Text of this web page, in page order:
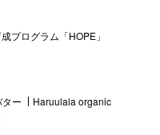
プログラム「HOPE」
ー
Haruulala organic